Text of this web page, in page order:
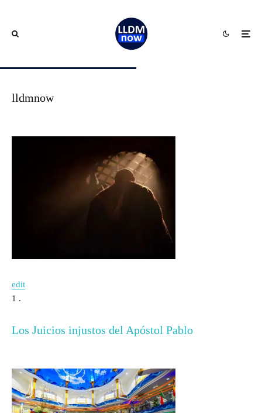
lldmnow
edit
1 .
Los Juicios injustos del Apóstol Pablo